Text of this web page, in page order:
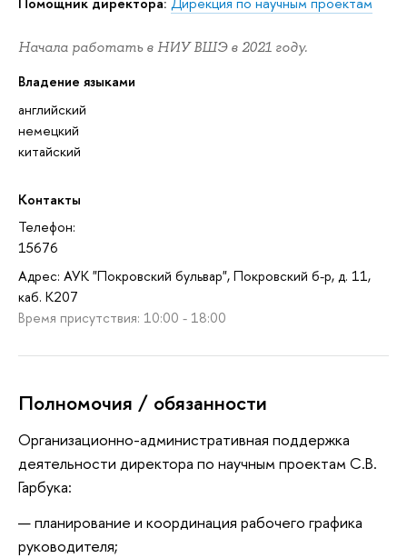
Начала работать в НИУ ВШЭ в 2021 году.
Владение языками
английский
немецкий
китайский
Контакты
Телефон:
15676
Адрес: АУК "Покровский бульвар", Покровский б-р, д. 11,
каб. K207
Время присутствия: 10:00 - 18:00
Полномочия / обязанности
Организационно-административная поддержка
деятельности директора по научным проектам С.В.
Гарбука:
планирование и координация рабочего графика
руководителя;